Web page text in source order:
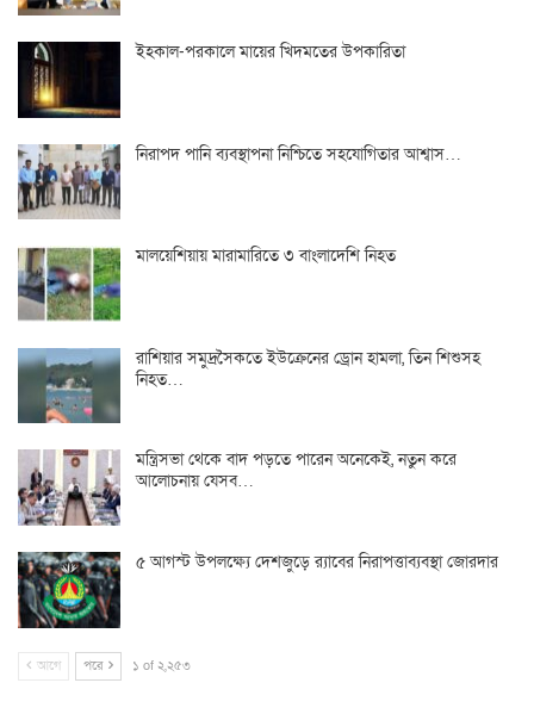
ইহকাল-পরকালে মায়ের খিদমতের উপকারিতা
নিরাপদ পানি ব্যবস্থাপনা নিশ্চিতে সহযোগিতার আশ্বাস…
মালয়েশিয়ায় মারামারিতে ৩ বাংলাদেশি নিহত
রাশিয়ার সমুদ্রসৈকতে ইউক্রেনের ড্রোন হামলা, তিন শিশুসহ
নিহত…
মন্ত্রিসভা থেকে বাদ পড়তে পারেন অনেকেই, নতুন করে
আলোচনায় যেসব…
৫ আগস্ট উপলক্ষ্যে দেশজুড়ে র‌্যাবের নিরাপত্তাব্যবস্থা জোরদার
আগে পরে ১ of ২,২৫৩